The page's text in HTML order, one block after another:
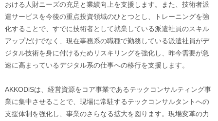
おける人財ニーズの充足と業績向上を支援します。また、技術者派
遣サービスを今後の重点投資領域のひとつとし、トレーニングを強
化することで、すでに技術者として就業している派遣社員のスキル
アップだけでなく、現在事務系の職種で勤務している派遣社員がデ
ジタル技術を身に付けるためリスキリングを強化し、昨今需要が急
速に高まっているデジタル系の仕事への移行を支援します。
AKKODiSは、経営資源をコア事業であるテックコンサルティング事
業に集中させることで、現場に常駐するテックコンサルタントへの
支援体制を強化し、事業のさらなる拡大を図ります。現場変革の力